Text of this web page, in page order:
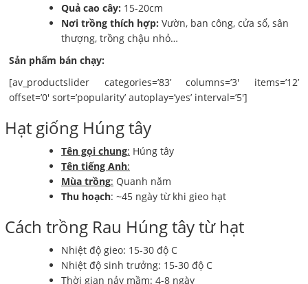
Quả cao cây: 15-20cm
Nơi trồng thích hợp: Vườn, ban công, cửa sổ, sân
thượng, trồng chậu nhỏ…
Sản phẩm bán chạy:
[av_productslider categories=’83’ columns=’3′ items=’12’
offset=’0′ sort=’popularity’ autoplay=’yes’ interval=’5′]
Hạt giống Húng tây
Tên gọi chung: Húng tây
Tên tiếng Anh:
Mùa trồng: Quanh năm
Thu hoạch: ~45 ngày từ khi gieo hạt
Cách trồng Rau Húng tây từ hạt
Nhiệt độ gieo: 15-30 độ C
Nhiệt độ sinh trưởng: 15-30 độ C
Thời gian nảy mầm: 4-8 ngày